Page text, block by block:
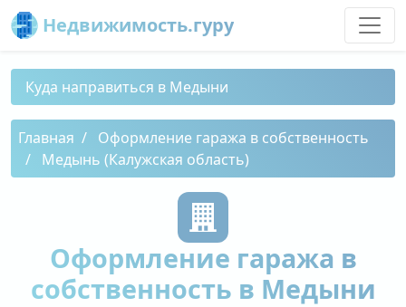
Недвижимость.гуру
Куда направиться в Медыни
Главная
Оформление гаража в собственность
Медынь (Калужская область)
Оформление гаража в
собственность в Медыни